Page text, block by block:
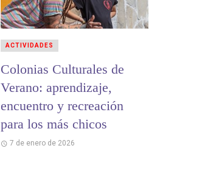
Colonias Culturales de
Verano: aprendizaje,
encuentro y recreación
para los más chicos
7 de enero de 2026
ACTIVIDADES